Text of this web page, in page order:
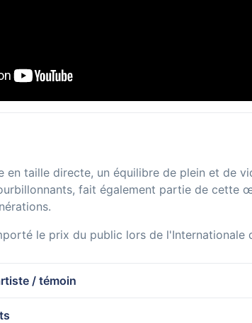
en taille directe, un équilibre de plein et de
fait également partie de cette
le prix du public lors de l'Internationale
/ témoin